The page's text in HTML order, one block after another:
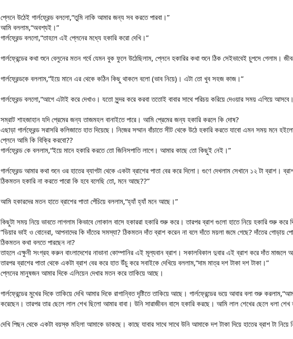
প্লেনে উঠেই গার্লফ্রেন্ড বললো,“তুমি নাকি আমার জন্য সব করতে পারবা।”
আমি বললাম,“অবশ্যই।”
গার্লফ্রেন্ড বললো,“তাহলে এই প্লেনের মধ্যে হকারি করো দেখি।”
গার্লফ্রেন্ডের কথা শুনে বেলুনের মতন গর্বে যেমন বুক ফুলে উঠেছিলাম, প্লেনে হকারির কথা শুনে ঠিক সেইভাবেই চুপসে গেলাম।
গার্লফ্রেন্ডকে বললাম,“ইয়ে মানে এর থেকে কঠিন কিছু থাকলে বলো (ভাব নিয়ে)। এটা তো খুব সহজ কাজ।”
গার্লফ্রেন্ড বললো,“আগে এটাই করে দেখাও। যতো সুন্দর করে করবা ততোই বাবার সাথে পরিচয় করিয়ে দেওয়ার সময় এগিয়ে
সম্রাট শাহজাহান যদি প্রেমের জন্য তাজমহল বানাইতে পারে। আমি প্রেমের জন্য হকারি করলে কি দোষ?
এছাড়া গার্লফ্রেন্ড সরাসরি কলিজাতে হাত দিয়েছে। নিজের সম্মান বাঁচাতে সীট থেকে উঠে হকারি করতে যাবো এমন সময় মনে
প্লেনে আমি কি বিক্রি করবো??
গার্লফ্রেন্ড কে বললাম,“ইয়ে মানে হকারি করতে তো জিনিসপাতি লাগে। আমার কাছে তো কিছুই নেই।”
গার্লফ্রেন্ড আমার কথা শুনে ওর হাতের ব্যাগটা থেকে একটা ব্রাশের পাতা বের করে দিলো। গুণে দেখলাম সেখানে ১২ টা ব্রাশ।
ঠিকমতন হকারি না করতে পারো কি হবে বলেছি তো, মনে আছে??”
আমি হকারদের মতন হাতে ব্রাশের পাতা পেঁচিয়ে বললাম,“হ্যাঁ হ্যাঁ মনে আছে।”
কিছুটা সময় নিয়ে ভাবতে লাগলাম কিভাবে লোকাল বাসে হকাররা হকারি শুরু করে। তারপর ব্রাশ গুলো হাতে নিয়ে হকারি শুরু করে
“ডিয়ার ভাই ও বোনেরা, আপনাদের কি দাঁতের সমস্যা? ঠিকমতন দাঁত ব্রাশ করেন না বলে দাঁতে ময়লা জমে গেছে? দাঁতের গোড়ায়
ঠিকমতন কথা বলতে পারছেন না?
তাহলে এক্ষুনী সংগ্রহ করুন বাংলাদেশের নাভানা কোম্পানির এই মূল্যবান ব্রাশ। সকালবিকাল দুবার এই ব্রাশ করে দাঁত
তারপর ব্রাশের পাতা থেকে একটা ব্রাশ বের করে হাত উঁচু করে সবাইকে দেখিয়ে বললাম,“দাম মাত্র দশ টাকা দশ টাকা।”
প্লেনের মানুষজন আমার দিকে এলিয়েন দেখার মতন করে তাকিয়ে আছে।
গার্লফ্রেন্ডের মুখের দিকে তাকিয়ে দেখি আমার দিকে রাগান্বিত দৃষ্টিতে তাকিয়ে আছে। গার্লফ্রেন্ডের ভয়ে আবার বলা শুরু
করেছেন। তারপর তার ছেলে লাল শেখ ছিলো আমার বাবা। উনি সারাজীবন বাসে হকারি করছে। আমি লাল শেখের ছেলে ধলা শেখ
দেখি পিছন থেকে একটা বয়স্ক মহিলা আমাকে ডাকছে। কাছে যাবার সাথে সাথে উনি আমাকে দশ টাকা দিয়ে হাতের ব্রাশ টা নিয়ে